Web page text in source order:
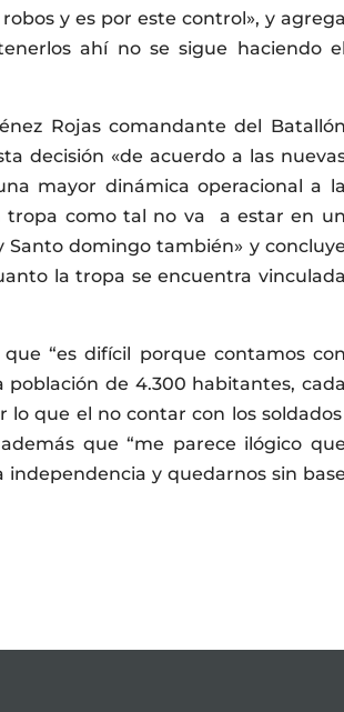
y es por este control», y agrega
ahí no se sigue haciendo el
Rojas comandante del Batallón
decisión «de acuerdo a las
mayor dinámica operacional a la
tropa como tal no va a estar en un
domingo también» y concluye
la tropa se encuentra vinculada
“es difícil porque contamos con
de 4.300 habitantes, cada
lo que el no contar con los soldados
que “me parece ilógico que
independencia y quedarnos sin base